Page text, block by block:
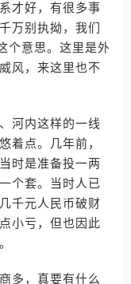
才好，有很多事
万别执拗，我们
个意思。这里是外
风，来这里也不
河内这样的一线
着点。几年前，
时是准备投一两
个套。当时人已
千元人民币破财
小亏，但也因此
多，真要有什么